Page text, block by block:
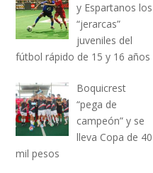
y Espartanos los
“jerarcas”
juveniles del
fútbol rápido de 15 y 16 años
Boquicrest
“pega de
campeón” y se
lleva Copa de 40
mil pesos